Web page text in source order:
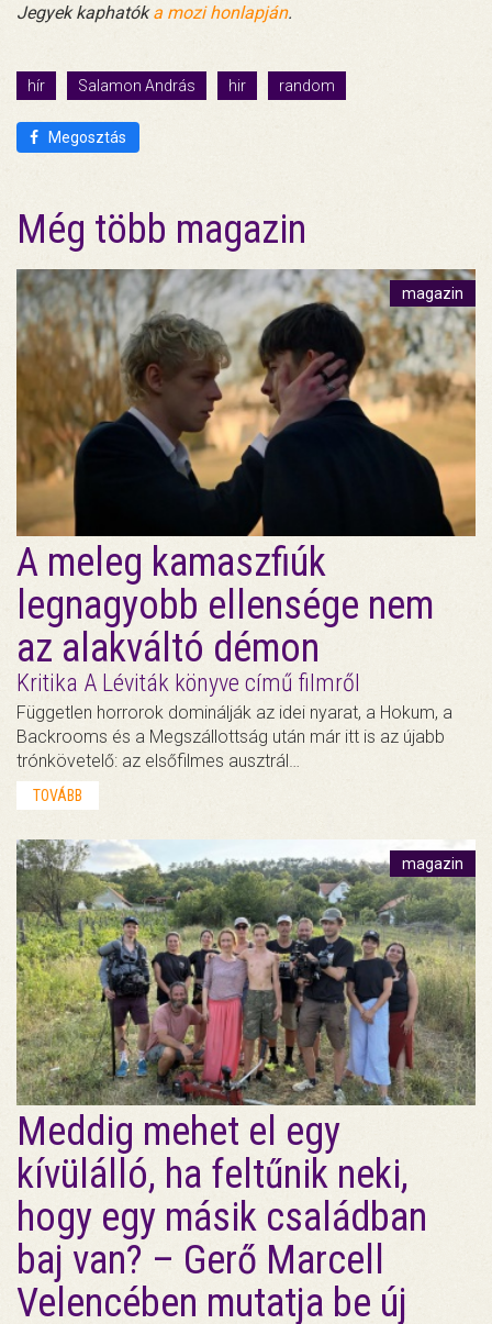
Jegyek kaphatóka mozi honlapján.
hír Salamon András hir random
Megosztás
Még több magazin
magazin
A meleg kamaszfiúk
legnagyobb ellensége nem
az alakváltó démon
Kritika A Léviták könyve című filmről
Független horrorok dominálják az idei nyarat, a Hokum, a
Backrooms és a Megszállottság után már itt is az újabb
trónkövetelő: az elsőfilmes ausztrál…
TOVÁBB
magazin
Meddig mehet el egy
kívülálló, ha feltűnik neki,
hogy egy másik családban
baj van? – Gerő Marcell
Velencében mutatja be új